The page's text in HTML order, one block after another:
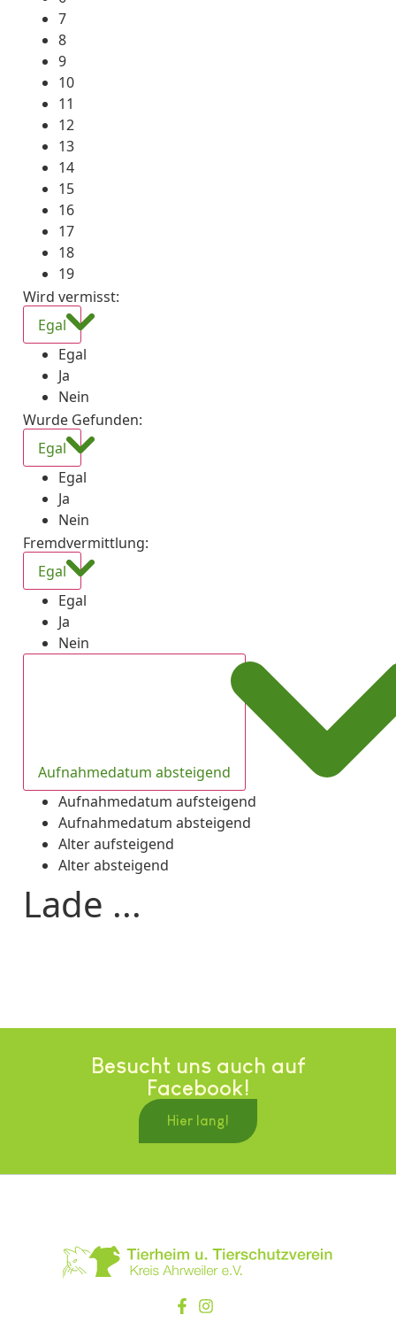
7
8
9
10
11
12
13
14
15
16
17
18
19
Wird vermisst:
Egal
Egal
Ja
Nein
Wurde Gefunden:
Egal
Egal
Ja
Nein
Fremdvermittlung:
Egal
Egal
Ja
Nein
Aufnahmedatum absteigend
Aufnahmedatum aufsteigend
Aufnahmedatum absteigend
Alter aufsteigend
Alter absteigend
Lade ...
Besucht uns auch auf
Facebook!
Hier lang!